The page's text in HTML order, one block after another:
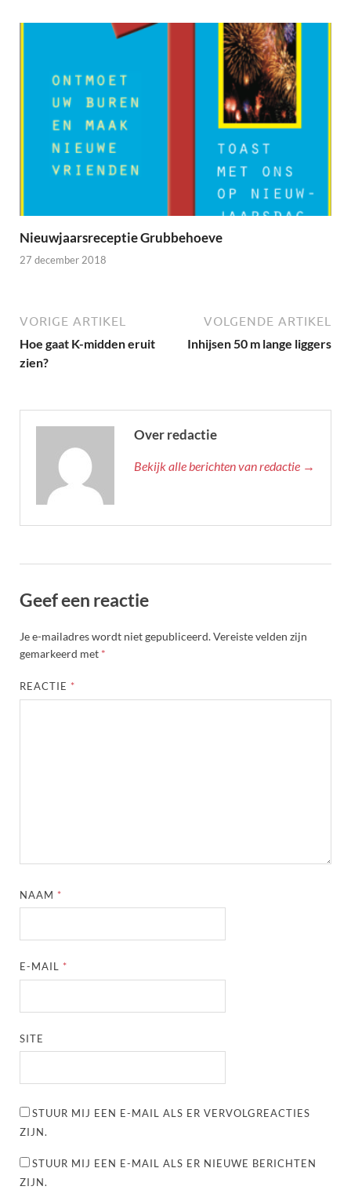
Nieuwjaarsreceptie Grubbehoeve
27 december 2018
VORIGE ARTIKEL
Hoe gaat K-midden eruit
zien?
VOLGENDE ARTIKEL
Inhijsen 50 m lange liggers
Over redactie
Bekijk alle berichten van redactie →
Geef een reactie
Je e-mailadres wordt niet gepubliceerd.Vereiste velden zijn
gemarkeerd met *
REACTIE *
NAAM *
E-MAIL *
SITE
STUUR MIJ EEN E-MAIL ALS ER VERVOLGREACTIES
ZIJN.
STUUR MIJ EEN E-MAIL ALS ER NIEUWE BERICHTEN
ZIJN.